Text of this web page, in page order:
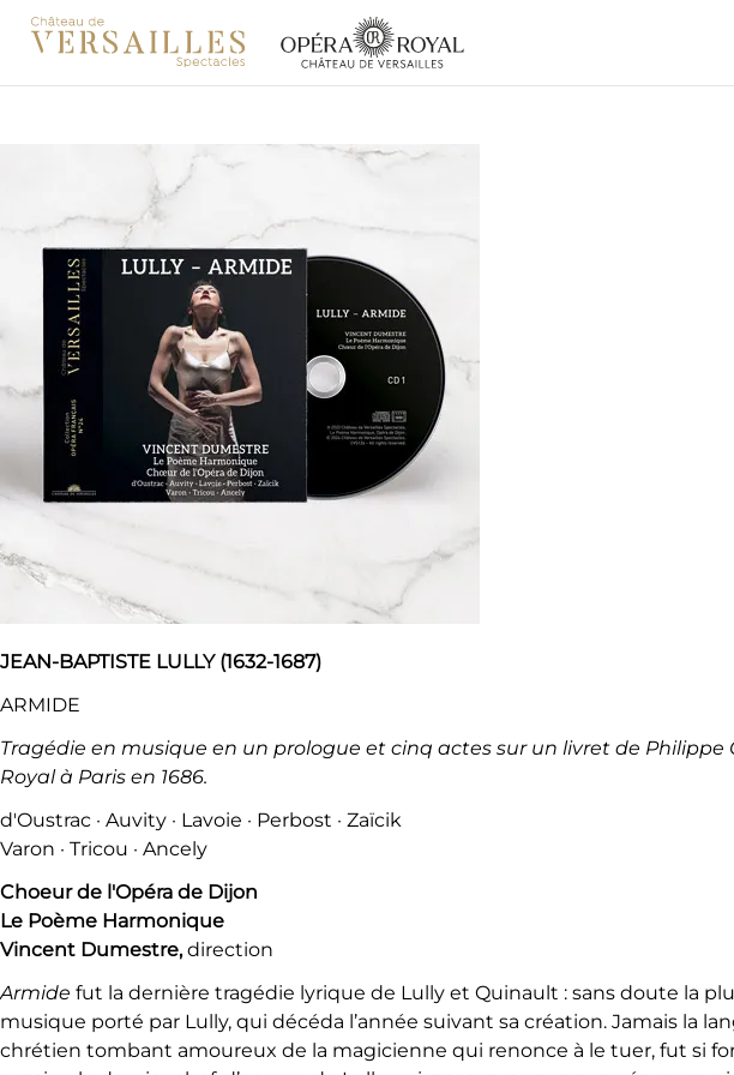
Aller au contenu principal
JEAN-BAPTISTE LULLY (1632-1687)
ARMIDE
Tragédie en musique en un prologue et cinq actes sur un livret de
Royal à Paris en 1686.
d'Oustrac · Auvity · Lavoie · Perbost · Zaïcik
Varon · Tricou · Ancely
Choeur de l'Opéra de Dijon
Le Poème Harmonique
Vincent Dumestre,direction
Armide fut la dernière tragédie lyrique de Lully et Quinault : sans doute la
musique porté par Lully, qui décéda l’année suivant sa création. Jamais la
chrétien tombant amoureux de la magicienne qui renonce à le tuer, fut si